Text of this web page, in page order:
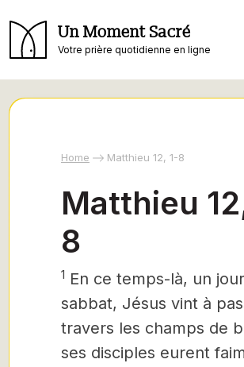
Un Moment Sacré
Votre prière quotidienne en ligne
Home Matthieu 12, 1-8
Matthieu
8
1 En ce temps-là, un
sabbat, Jésus vint à
travers les champs de
ses disciples eurent